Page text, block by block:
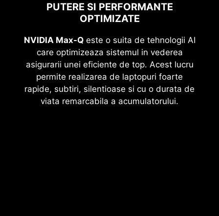
PUTERE SI PERFORMANTE
OPTIMIZATE
NVIDIA Max-Qeste o suita de tehnologii AI
care optimizeaza sistemul in vederea
asigurarii unei eficiente de top. Acest lucru
permite realizarea de laptopuri foarte
rapide, subtiri, silentioase si cu o durata de
viata remarcabila a acumulatorului.